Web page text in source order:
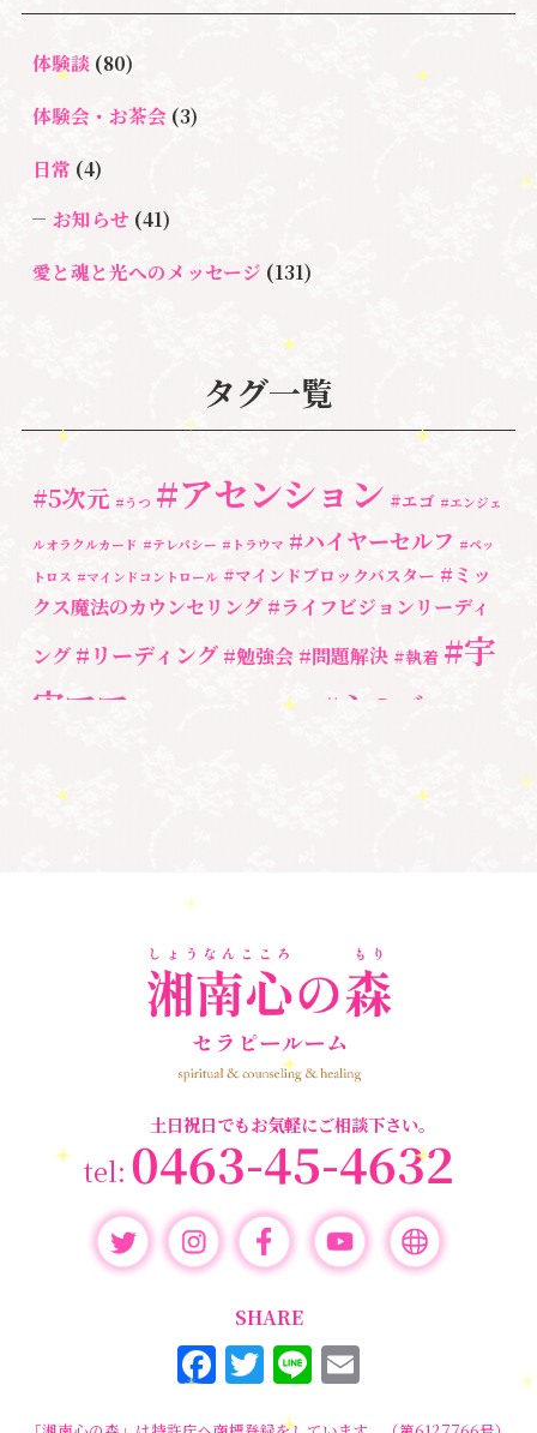
体験談(80)
体験会・お茶会(3)
日常 (4)
お知らせ (41)
愛と魂と光へのメッセージ (131)
亡くなった方に出会うセッション(ミディアムシッ
個人セッション(65)
養成講座(72)
勉強会・セミナー(55)
セミナー情報(17)
タグ一覧
#5次元 #うつ #アセンション #エゴ #エンジェ
ルオラクルカード #テレパシー #トラウマ #ハイヤーセルフ #ペッ
トロス #マインドコントロール #マインドブロックバスター #ミッ
クス魔法のカウンセリング #ライフビジョンリーディ
ング #リーディング #勉強会 #問題解決 #執着 #宇
宙ママ
#心のブロック
#心のブロッ
合のワーク
#親子のトラウマ #超宇宙教
＃ハイヤーセルフ
ックバスター ＃マインドブロックバ
スター養成講座 ＃マタニティーセラピー
＃心のブロック ＃超宇宙教室
土日祝日でもお気軽にご相談下さい。
0463-45-4632
SHARE
F
a
T
w
Li
n